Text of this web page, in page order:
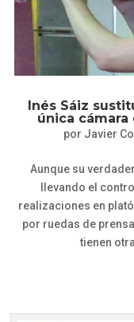
Inés Sáiz
única
por Javier
Aunque su
llevando el
realizaciones en
por ruedas de
tienen